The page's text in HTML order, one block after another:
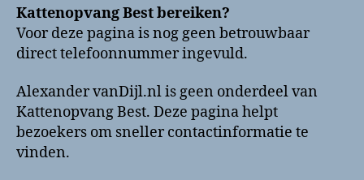
Kattenopvang Best bereiken?
Voor deze pagina is nog geen betrouwbaar
direct telefoonnummer ingevuld.
Alexander vanDijl.nl is geen onderdeel van
Kattenopvang Best. Deze pagina helpt
bezoekers om sneller contactinformatie te
vinden.